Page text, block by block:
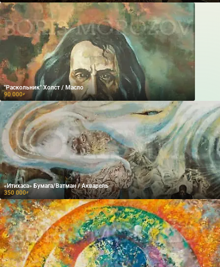
"Раскольник" Холст / Масло
90 000₽
«Итихаса» Бумага/Ватман / Акварель
350 000₽